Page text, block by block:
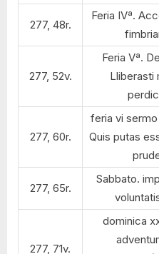
277, 48r.
Feria IVª.
277, 52v.
Feria Vª.
Lliberasti
277, 60r.
feria vi
Quis putas
277, 65r.
Sabbato.
277, 71v.
dominica